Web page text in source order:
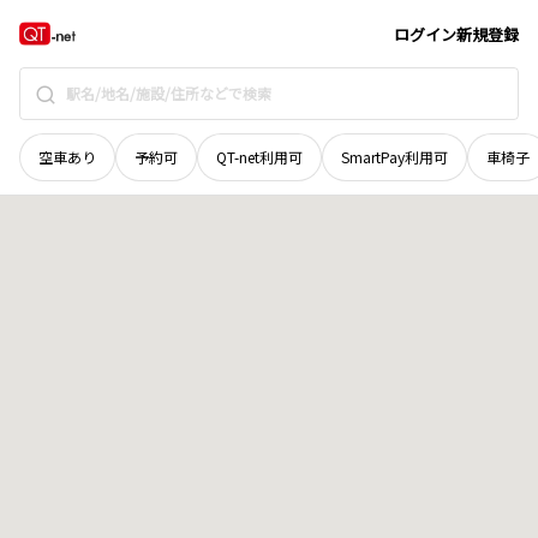
ログイン新規登録
空車あり 予約可 QT-net利用可 SmartPay利用可 車椅子
山形県